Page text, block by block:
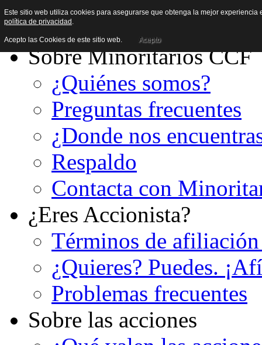
Sobre Minoritarios CCF
¿Quiénes somos?
Preguntas frecuentes
¿Donde nos
Respaldo
Contacta con
¿Eres Accionista?
Términos de
¿Quieres? Puedes.
Problemas frecuentes
Sobre las acciones
Este sitio web utiliza cookies para asegurarse que obtenga la mejor
política de privacidad .
Acepto las Cookies de este sitio web. Acepto